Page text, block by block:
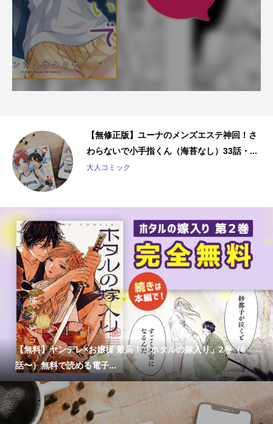
【無修正版】ユーナのメンズエステ神回！さ
わらないで小手指くん（海苔なし）33話・...
大人コミック
【無料】ヤンデレ×お嬢様 最高！「ホタルの嫁入り」2巻（6
話〜）無料で読める電子...